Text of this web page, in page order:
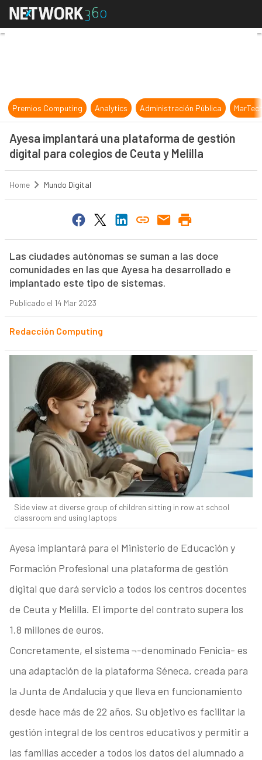
Ayesa implantará una plataforma
Premios Computing Analytics Administración Pública
Ayesa implantará una plataforma de gestión
digital para colegios de Ceuta y Melilla
Home Mundo Digital
Las ciudades autónomas se suman a las doce
comunidades en las que Ayesa ha desarrollado e
implantado este tipo de sistemas.
Publicado el 14 Mar 2023
Redacción Computing
Side view at diverse group of children sitting in row at school
classroom and using laptops
Ayesa implantará para el Ministerio de Educación y
Formación Profesional una plataforma de gestión
digital que dará servicio a todos los centros docentes
de Ceuta y Melilla. El importe del contrato supera los
1,8 millones de euros.
Concretamente, el sistema ¬-denominado Fenicia- es
una adaptación de la plataforma Séneca, creada para
la Junta de Andalucía y que lleva en funcionamiento
desde hace más de 22 años. Su objetivo es facilitar la
gestión integral de los centros educativos y permitir a
las familias acceder a todos los datos del alumnado a